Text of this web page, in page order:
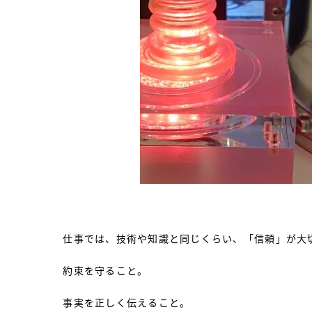
仕事では、技術や知識と同じくらい、「信頼」が大
約束を守ること。
事実を正しく伝えること。